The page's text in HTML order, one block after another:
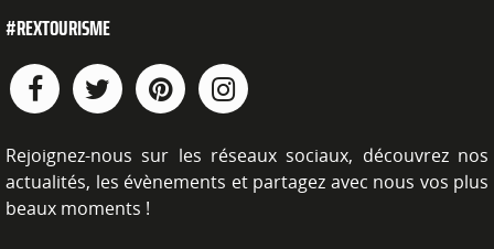
#REXTOURISME
Rejoignez-nous sur les réseaux sociaux, découvrez nos
actualités, les évènements et partagez avec nous vos plus
beaux moments !